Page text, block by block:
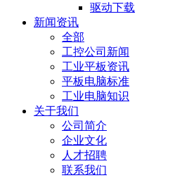
驱动下载
新闻资讯
全部
工控公司新闻
工业平板资讯
平板电脑标准
工业电脑知识
关于我们
公司简介
企业文化
人才招聘
联系我们